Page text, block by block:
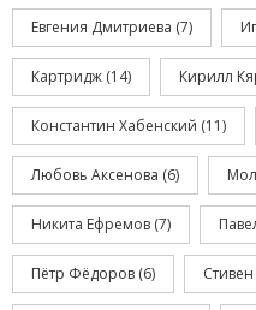
Евгения Дмитриева (7)
Картридж (14) Кирилл
Константин Хабенский (11)
Любовь Аксенова (6)
Никита Ефремов (7)
Пётр Фёдоров (6)